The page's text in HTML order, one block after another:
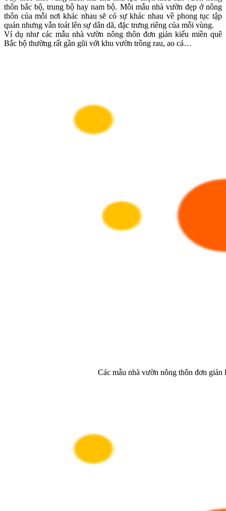
thôn bắc bộ, trung bộ hay nam bộ. Mỗi mẫu nhà vườn đẹp ở nông
thôn của mỗi nơi khác nhau sẽ có sự khác nhau về phong tục tập
quán nhưng vẫn toát lên sự dân dã, đặc trưng riêng của mỗi vùng.
Ví dụ như các mẫu nhà vườn nông thôn đơn giản kiểu miền quê
Bắc bộ thường rất gần gũi với khu vườn trồng rau, ao cá…
Các mẫu nhà vườn nông thôn đơn